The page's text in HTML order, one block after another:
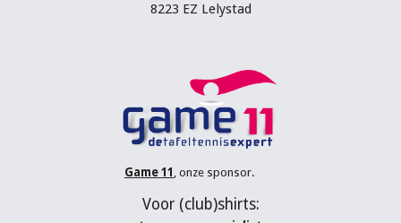
8223 EZ Lelystad
Game 11 , onze sponsor.
Voor (club)shirts: